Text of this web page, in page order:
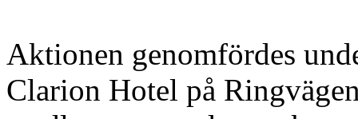
Aktionen genomfördes
Clarion Hotel på